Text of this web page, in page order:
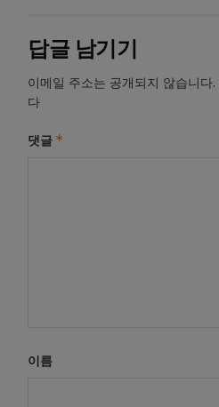
답글 남기기
이메일 주소는 공개되지 않습니다.
다
댓글 *
이름